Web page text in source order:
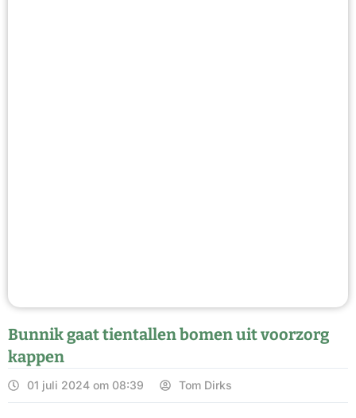
Bunnik gaat tientallen bomen uit voorzorg
kappen
01 juli 2024 om 08:39 Tom Dirks